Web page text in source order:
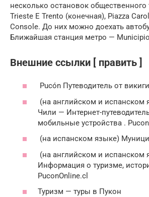
несколько остановок общественного
Trieste E Trento (конечная), Piazza
Console. До них можно доехать
Ближайшая станция метро —
Внешние ссылки [ править ]
Pucón Путеводитель от
(на английском и испанском
Чили — Интернет-
мобильные устройства .
(на испанском языке)
(на английском и испанском
Информация о туризме,
PuconOnline.cl
Туризм — туры в Пукон